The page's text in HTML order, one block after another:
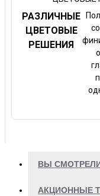
РАЗЛИЧНЫЕ
ЦВЕТОВЫЕ
РЕШЕНИЯ
ВЫ
АКЦИОННЫЕ